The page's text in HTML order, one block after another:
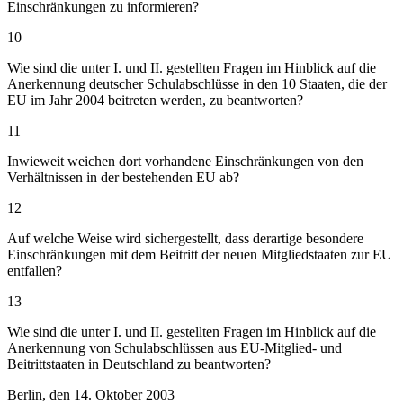
Einschränkungen zu informieren?
10
Wie sind die unter I. und II. gestellten Fragen im Hinblick auf die
Anerkennung deutscher Schulabschlüsse in den 10 Staaten, die der
EU im Jahr 2004 beitreten werden, zu beantworten?
11
Inwieweit weichen dort vorhandene Einschränkungen von den
Verhältnissen in der bestehenden EU ab?
12
Auf welche Weise wird sichergestellt, dass derartige besondere
Einschränkungen mit dem Beitritt der neuen Mitgliedstaaten zur EU
entfallen?
13
Wie sind die unter I. und II. gestellten Fragen im Hinblick auf die
Anerkennung von Schulabschlüssen aus EU-Mitglied- und
Beitrittstaaten in Deutschland zu beantworten?
Berlin, den 14. Oktober 2003